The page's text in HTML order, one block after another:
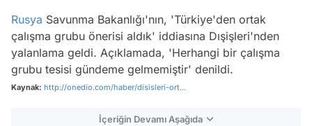
Rusya Savunma Bakanlığı'nın, 'Türkiye'den ortak
çalışma grubu önerisi aldık' iddiasına Dışişleri'nden
yalanlama geldi. Açıklamada, 'Herhangi bir çalışma
grubu tesisi gündeme gelmemiştir' denildi.
Kaynak: http://onedio.com/haber/disisleri-ort...
İçeriğin Devamı Aşağıda